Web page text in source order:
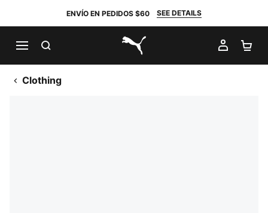
ENVÍO EN PEDIDOS $60 SEE DETAILS
PUMA.com
MI
Clothing